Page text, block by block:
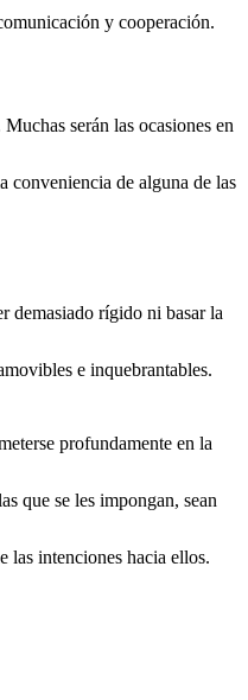
y cooperación.
serán las ocasiones en
conveniencia de alguna de las
demasiado rígido ni basar la
e inquebrantables.
profundamente en la
que se les impongan, sean
las intenciones hacia ellos.